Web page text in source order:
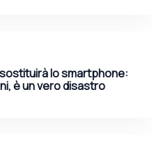
sostituirà lo smartphone:
è un vero disastro